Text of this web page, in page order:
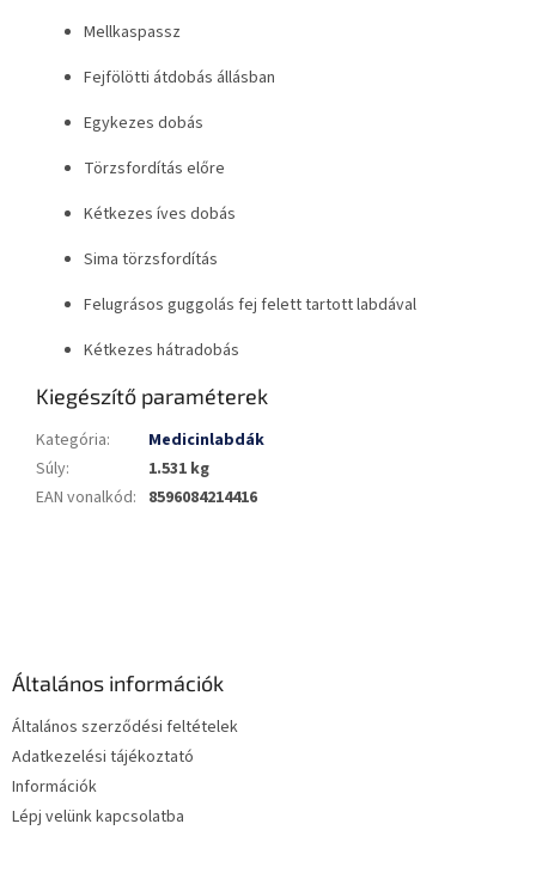
Mellkaspassz
Fejfölötti átdobás állásban
Egykezes dobás
Törzsfordítás előre
Kétkezes íves dobás
Sima törzsfordítás
Felugrásos guggolás fej felett tartott labdával
Kétkezes hátradobás
Kiegészítő paraméterek
Kategória:
Medicinlabdák
Súly:
1.531 kg
EAN vonalkód: 8596084214416
Általános információk
Általános szerződési feltételek
Adatkezelési tájékoztató
Információk
Lépj velünk kapcsolatba